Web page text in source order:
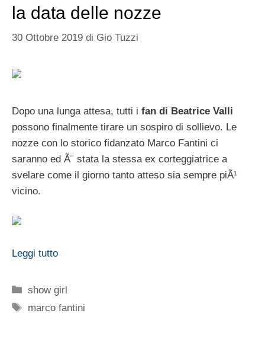
la data delle nozze
30 Ottobre 2019 di Gio Tuzzi
Dopo una lunga attesa, tutti i fan di Beatrice Valli
possono finalmente tirare un sospiro di sollievo. Le
nozze con lo storico fidanzato Marco Fantini ci
saranno ed Ã¨ stata la stessa ex corteggiatrice a
svelare come il giorno tanto atteso sia sempre piÃ¹
vicino.
Leggi tutto
Categorie
show girl
Tag
marco fantini